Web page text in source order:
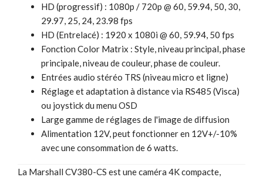
HD (progressif) : 1080p / 720p @ 60, 59.94, 50, 30,
29.97, 25, 24, 23.98 fps
HD (Entrelacé) : 1920 x 1080i @ 60, 59.94, 50 fps
Fonction Color Matrix : Style, niveau principal, phase
principale, niveau de couleur, phase de couleur.
Entrées audio stéréo TRS (niveau micro et ligne)
Réglage et adaptation à distance via RS485 (Visca)
ou joystick du menu OSD
Large gamme de réglages de l'image de diffusion
Alimentation 12V, peut fonctionner en 12V+/-10%
avec une consommation de 6 watts.
La Marshall CV380-CS est une caméra 4K compacte,